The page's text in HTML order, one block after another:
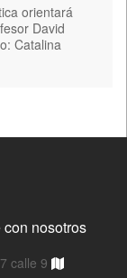
orientará
David
Catalina
nosotros
calle 9